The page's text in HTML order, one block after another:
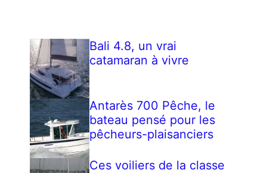
Bali 4.8, un vrai
catamaran à vivre
Antarès 700 Pêche, le
bateau pensé pour les
pêcheurs-plaisanciers
Ces voiliers de la classe